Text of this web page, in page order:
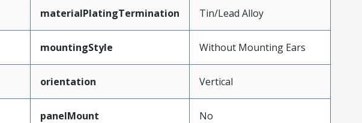
materialPlatingTermination Tin/Lead Alloy
mountingStyle Without Mounting Ears
orientation Vertical
panelMount No